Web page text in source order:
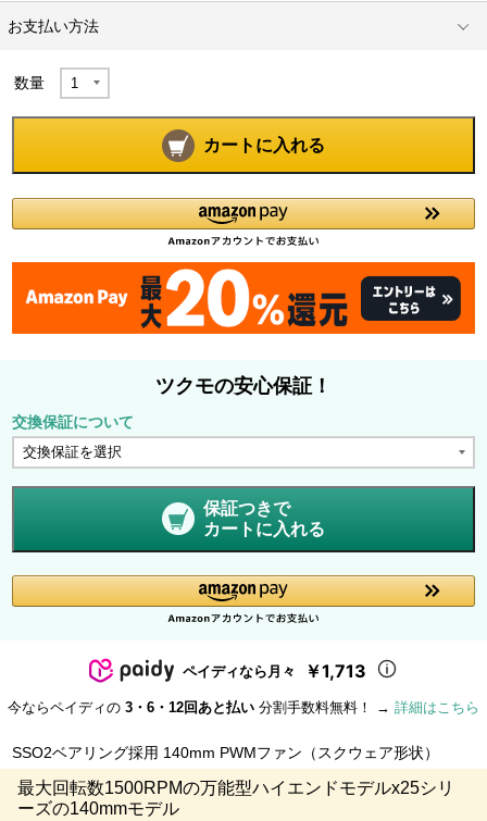
お支払い方法
数量
カートに入れる
ツクモの安心保証！
交換保証について
保証つきで
カートに入れる
ペイディなら月々 ￥1,713
今ならペイディの 3・6・12回あと払い 分割手数料無料！ → 詳細はこちら
SSO2ベアリング採用 140mm PWMファン（スクウェア形状）
最大回転数1500RPMの万能型ハイエンドモデルx25シリ
ーズの140mmモデル